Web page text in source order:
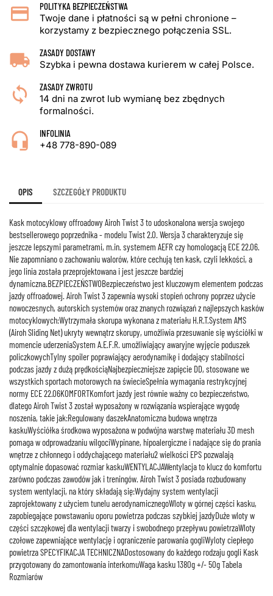
POLITYKA BEZPIECZEŃSTWA
Twoje dane i płatności są w pełni chronione –
korzystamy z bezpiecznego połączenia SSL.
ZASADY DOSTAWY
Szybka i pewna dostawa kurierem w całej Polsce.
ZASADY ZWROTU
14 dni na zwrot lub wymianę bez zbędnych
formalności.
INFOLINIA
+48 778-890-089
OPIS SZCZEGÓŁY PRODUKTU
Kask motocyklowy offroadowy Airoh Twist 3 to udoskonalona wersja swojego
bestsellerowego poprzednika - modelu Twist 2.0. Wersja 3 charakteryzuje się
jeszcze lepszymi parametrami, m.in. systemem AEFR czy homologacją ECE 22.06.
Nie zapomniano o zachowaniu walorów, które cechują ten kask, czyli lekkości, a
jego linia została przeprojektowana i jest jeszcze bardziej
dynamiczna.BEZPIECZEŃSTWOBezpieczeństwo jest kluczowym elementem podczas
jazdy offroadowej. Airoh Twist 3 zapewnia wysoki stopień ochrony poprzez użycie
nowoczesnych, autorskich systemów oraz znanych rozwiązań z najlepszych kasków
motocyklowych:Wytrzymała skorupa wykonana z materiału H.R.T.System AMS
(Airoh Sliding Net) ukryty wewnątrz skorupy, umożliwia przesuwanie się wyściółki w
momencie uderzeniaSystem A.E.F.R. umożliwiający awaryjne wyjęcie poduszek
policzkowychTylny spoiler poprawiający aerodynamikę i dodający stabilności
podczas jazdy z dużą prędkościąNajbezpieczniejsze zapięcie DD, stosowane we
wszystkich sportach motorowych na świecieSpełnia wymagania restrykcyjnej
normy ECE 22.06KOMFORTKomfort jazdy jest równie ważny co bezpieczeństwo,
dlatego Airoh Twist 3 został wyposażony w rozwiązania wspierające wygodę
noszenia, takie jak:Regulowany daszekAnatomiczna budowa wnętrza
kaskuWyściółka środkowa wyposażona w podwójna warstwę materiału 3D mesh
pomaga w odprowadzaniu wilgociWypinane, hipoalergiczne i nadające się do prania
wnętrze z chłonnego i oddychającego materiału2 wielkości EPS pozwalają
optymalnie dopasować rozmiar kaskuWENTYLACJAWentylacja to klucz do komfortu
zarówno podczas zawodów jak i treningów. Airoh Twist 3 posiada rozbudowany
system wentylacji, na który składają się:Wydajny system wentylacji
zaprojektowany z użyciem tunelu aerodynamicznegoWloty w górnej części kasku,
zapobiegające powstawaniu oporu powietrza podczas szybkiej jazdyDuże wloty w
części szczękowej dla wentylacji twarzy i swobodnego przepływu powietrzaWloty
czołowe zapewniające wentylację i ograniczenie parowania gogliWyloty ciepłego
powietrza SPECYFIKACJA TECHNICZNADostosowany do każdego rodzaju gogli Kask
przygotowany do zamontowania interkomuWaga kasku 1380g +/- 50g Tabela
Rozmiarów